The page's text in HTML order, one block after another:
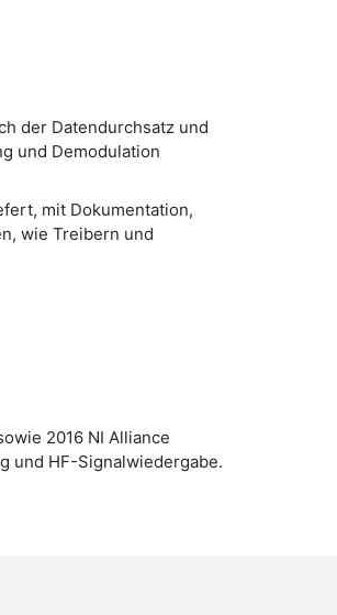
der Datendurchsatz und
und Demodulation
mit Dokumentation,
wie Treibern und
2016 NI Alliance
und HF-Signalwiedergabe.